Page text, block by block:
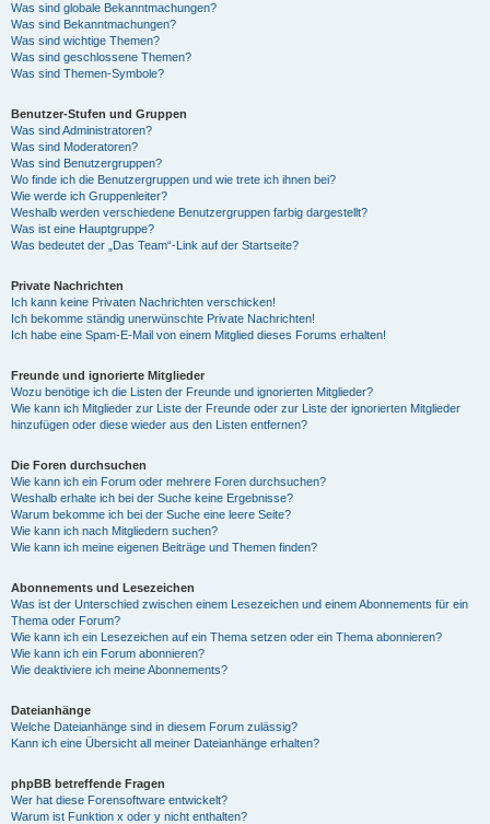
Was sind globale Bekanntmachungen?
Was sind Bekanntmachungen?
Was sind wichtige Themen?
Was sind geschlossene Themen?
Was sind Themen-Symbole?
Benutzer-Stufen und Gruppen
Was sind Administratoren?
Was sind Moderatoren?
Was sind Benutzergruppen?
Wo finde ich die Benutzergruppen und wie trete ich ihnen bei?
Wie werde ich Gruppenleiter?
Weshalb werden verschiedene Benutzergruppen farbig dargestellt?
Was ist eine Hauptgruppe?
Was bedeutet der „Das Team“-Link auf der Startseite?
Private Nachrichten
Ich kann keine Privaten Nachrichten verschicken!
Ich bekomme ständig unerwünschte Private Nachrichten!
Ich habe eine Spam-E-Mail von einem Mitglied dieses Forums erhalten!
Freunde und ignorierte Mitglieder
Wozu benötige ich die Listen der Freunde und ignorierten Mitglieder?
Wie kann ich Mitglieder zur Liste der Freunde oder zur Liste der ignorierten Mitglieder
hinzufügen oder diese wieder aus den Listen entfernen?
Die Foren durchsuchen
Wie kann ich ein Forum oder mehrere Foren durchsuchen?
Weshalb erhalte ich bei der Suche keine Ergebnisse?
Warum bekomme ich bei der Suche eine leere Seite?
Wie kann ich nach Mitgliedern suchen?
Wie kann ich meine eigenen Beiträge und Themen finden?
Abonnements und Lesezeichen
Was ist der Unterschied zwischen einem Lesezeichen und einem Abonnements für ein
Thema oder Forum?
Wie kann ich ein Lesezeichen auf ein Thema setzen oder ein Thema abonnieren?
Wie kann ich ein Forum abonnieren?
Wie deaktiviere ich meine Abonnements?
Dateianhänge
Welche Dateianhänge sind in diesem Forum zulässig?
Kann ich eine Übersicht all meiner Dateianhänge erhalten?
phpBB betreffende Fragen
Wer hat diese Forensoftware entwickelt?
Warum ist Funktion x oder y nicht enthalten?